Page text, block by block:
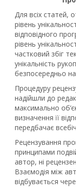
Для всіх статей,
рівень
відповідного
рівень
частковий збіг
унікальність
безпосередньо
Процедуру
надійшли до
максимально
визначення її
передбачає
Рецензування
принципами
автор, ні
Взаємодія між
відбувається